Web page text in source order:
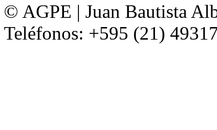
© AGPE | Juan Bautista
Teléfonos: +595 (21)